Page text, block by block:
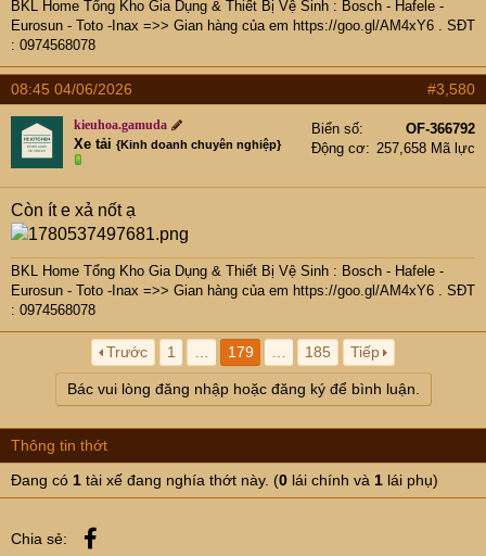
BKL Home Tổng Kho Gia Dụng & Thiết Bị Vệ Sinh : Bosch - Hafele -
Eurosun - Toto -Inax =>> Gian hàng của em https://goo.gl/AM4xY6 . SĐT
: 0974568078
08:45 04/06/2026 #3,580
kieuhoa.gamuda
Xe tải {Kinh doanh chuyên nghiệp}
Biển số
OF-366792
Động cơ
257,658 Mã lực
Còn ít e xả nốt ạ
BKL Home Tổng Kho Gia Dụng & Thiết Bị Vệ Sinh : Bosch - Hafele -
Eurosun - Toto -Inax =>> Gian hàng của em https://goo.gl/AM4xY6 . SĐT
: 0974568078
Trước 1 179 185 Tiếp
Bác vui lòng đăng nhập hoặc đăng ký để bình luận.
Thông tin thớt
Đang có 1 tài xế đang nghía thớt này. (0 lái chính và 1 lái phụ)
Chia sẻ: